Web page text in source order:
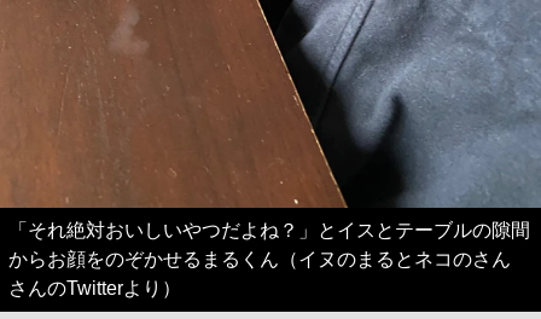
「それ絶対おいしいやつだよね？」とイスとテーブルの隙間
からお顔をのぞかせるまるくん（イヌのまるとネコのさん
さんのTwitterより）